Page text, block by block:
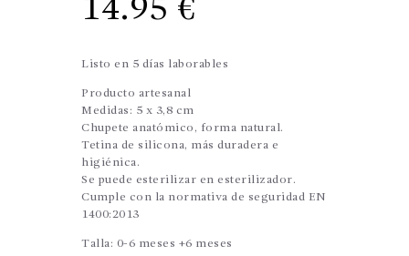
14.95 €
Listo en 5 días laborables
Producto artesanal
Medidas: 5 x 3,8 cm
Chupete anatómico, forma natural.
Tetina de silicona, más duradera e
higiénica.
Se puede esterilizar en esterilizador.
Cumple con la normativa de seguridad EN
1400:2013
Talla: 0-6 meses +6 meses